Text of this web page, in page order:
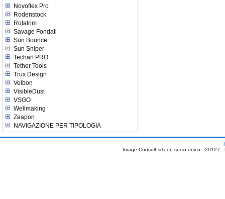
Novoflex Pro
Rodenstock
Rotatrim
Savage Fondali
Sun Bounce
Sun Sniper
Techart PRO
Tether Tools
Trux Design
Velbon
VisibleDust
VSGO
Wellmaking
Zeapon
NAVIGAZIONE PER TIPOLOGIA
Image Consult srl con socio unico - 20127